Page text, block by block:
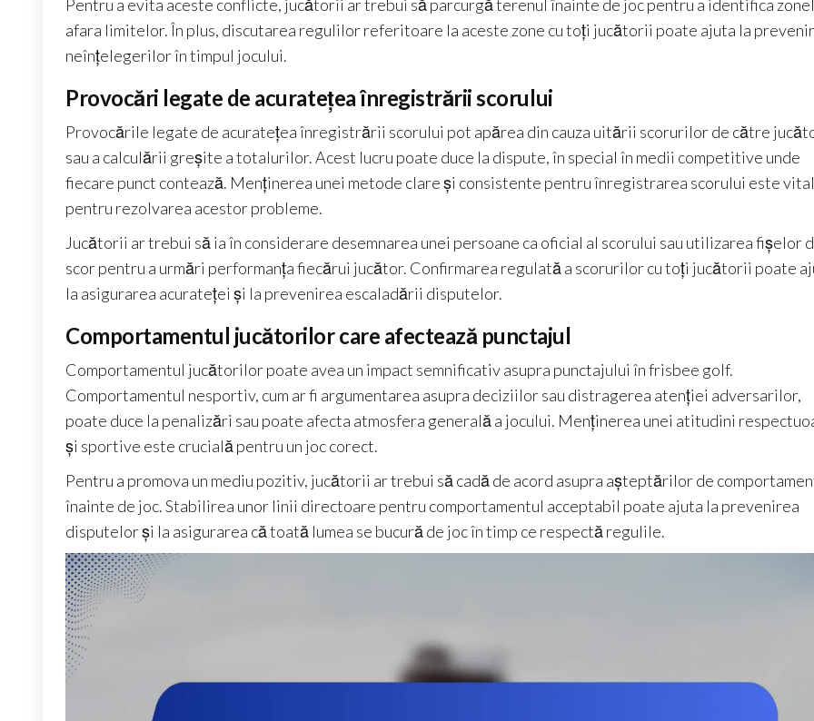
Pentru a evita aceste conflicte, jucătorii ar trebui să parcurgă terenul înainte de joc pentru a identifica
afara limitelor. În plus, discutarea regulilor referitoare la aceste zone cu toți jucătorii poate ajuta la
neînțelegerilor în timpul jocului.
Provocări legate de acuratețea înregistrării scorului
Provocările legate de acuratețea înregistrării scorului pot apărea din cauza uitării scorurilor de către
sau a calculării greșite a totalurilor. Acest lucru poate duce la dispute, în special în medii competitive unde
fiecare punct contează. Menținerea unei metode clare și consistente pentru înregistrarea scorului este
pentru rezolvarea acestor probleme.
Jucătorii ar trebui să ia în considerare desemnarea unei persoane ca oficial al scorului sau utilizarea fișelor
scor pentru a urmări performanța fiecărui jucător. Confirmarea regulată a scorurilor cu toți jucătorii poate
la asigurarea acurateței și la prevenirea escaladării disputelor.
Comportamentul jucătorilor care afectează punctajul
Comportamentul jucătorilor poate avea un impact semnificativ asupra punctajului în frisbee golf.
Comportamentul nesportiv, cum ar fi argumentarea asupra deciziilor sau distragerea atenției adversarilor,
poate duce la penalizări sau poate afecta atmosfera generală a jocului. Menținerea unei atitudini
și sportive este crucială pentru un joc corect.
Pentru a promova un mediu pozitiv, jucătorii ar trebui să cadă de acord asupra așteptărilor de
înainte de joc. Stabilirea unor linii directoare pentru comportamentul acceptabil poate ajuta la prevenirea
disputelor și la asigurarea că toată lumea se bucură de joc în timp ce respectă regulile.